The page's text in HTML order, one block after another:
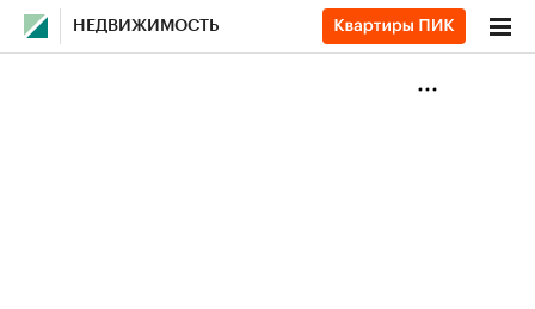
НЕДВИЖИМОСТЬ